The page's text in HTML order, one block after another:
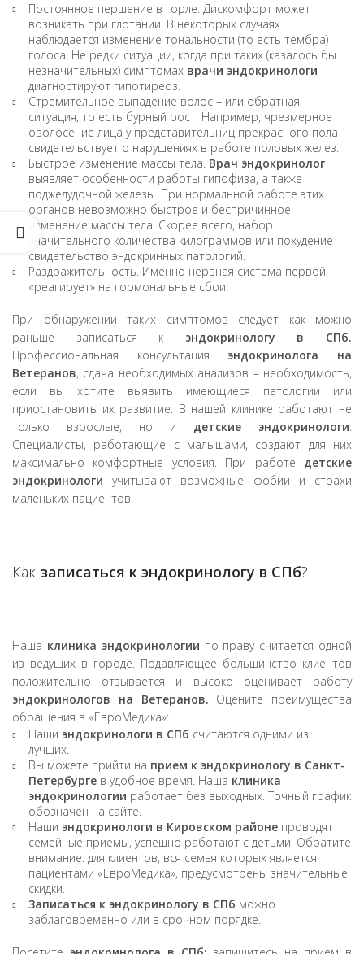
Постоянное першение в горле. Дискомфорт может
возникать при глотании. В некоторых случаях
наблюдается изменение тональности (то есть тембра)
голоса. Не редки ситуации, когда при таких (казалось бы
незначительных) симптомах врачи эндокринологи
диагностируют гипотиреоз.
Стремительное выпадение волос – или обратная
ситуация, то есть бурный рост. Например, чрезмерное
оволосение лица у представительниц прекрасного пола
свидетельствует о нарушениях в работе половых желез.
Быстрое изменение массы тела. Врач эндокринолог
выявляет особенности работы гипофиза, а также
поджелудочной железы. При нормальной работе этих
органов невозможно быстрое и беспричинное
изменение массы тела. Скорее всего, набор
значительного количества килограммов или похудение –
свидетельство эндокринных патологий.
Раздражительность. Именно нервная система первой
«реагирует» на гормональные сбои.
При обнаружении таких симптомов следует как можно
раньше записаться к эндокринологу в СПб.
Профессиональная консультация эндокринолога на
Ветеранов, сдача необходимых анализов – необходимость,
если вы хотите выявить имеющиеся патологии или
приостановить их развитие. В нашей клинике работают не
только взрослые, но и детские эндокринологи.
Специалисты, работающие с малышами, создают для них
максимально комфортные условия. При работе детские
эндокринологиучитывают возможные фобии и страхи
маленьких пациентов.
Как записаться к эндокринологу в СПб?
Наша клиника эндокринологии по праву считается одной
из ведущих в городе. Подавляющее большинство клиентов
положительно отзывается и высоко оценивает работу
эндокринологов на Ветеранов. Оцените преимущества
обращения в «ЕвроМедика»:
Наши эндокринологи в СПб считаются одними из
лучших.
Вы можете прийти на прием к эндокринологу в Санкт-
Петербурге в удобное время. Наша клиника
эндокринологии работает без выходных. Точный график
обозначен на сайте.
Наши эндокринологи в Кировском районе проводят
семейные приемы, успешно работают с детьми. Обратите
внимание: для клиентов, вся семья которых является
пациентами «ЕвроМедика», предусмотрены значительные
скидки.
Записаться к эндокринологу в СПб можно
заблаговременно или в срочном порядке.